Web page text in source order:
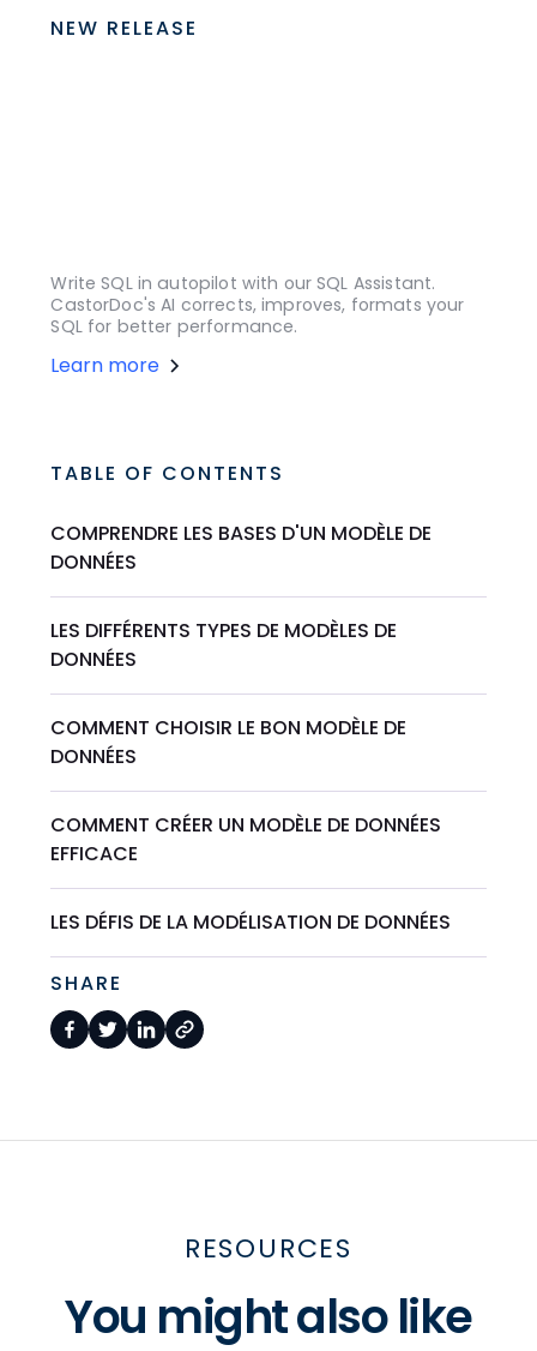
NEW RELEASE
Write SQL in autopilot with our SQL Assistant.
CastorDoc's AI corrects, improves, formats your
SQL for better performance.
Learn more
TABLE OF CONTENTS
COMPRENDRE LES BASES D'UN MODÈLE DE
DONNÉES
LES DIFFÉRENTS TYPES DE MODÈLES DE
DONNÉES
COMMENT CHOISIR LE BON MODÈLE DE
DONNÉES
COMMENT CRÉER UN MODÈLE DE DONNÉES
EFFICACE
LES DÉFIS DE LA MODÉLISATION DE DONNÉES
SHARE
RESOURCES
You might also like